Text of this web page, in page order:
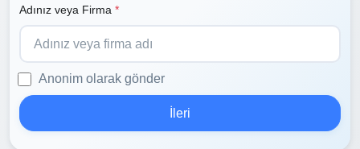
Adınız veya Firma *
Anonim olarak gönder
İleri